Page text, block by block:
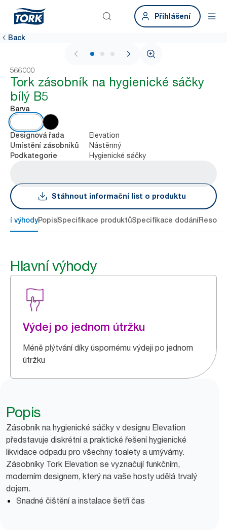
Přihlášení
Back
1 / 3
566000
Tork zásobník na hygienické sáčky
bílý B5
Barva
Designová řada Elevation
Umístění zásobníků Nástěnný
Podkategorie Hygienické sáčky
Stáhnout informační list o produktu
výhodyPopisSpecifikace produktůSpecifikace dodání
Hlavní výhody
Výdej po jednom útržku
Méně plýtvání díky úspornému výdeji po jednom
útržku
Popis
Zásobník na hygienické sáčky v designu Elevation
představuje diskrétní a praktické řešení hygienické
likvidace odpadu pro všechny toalety a umývárny.
Zásobníky Tork Elevation se vyznačují funkčním,
moderním designem, který na vaše hosty udělá trvalý
dojem.
Snadné čištění a instalace šetří čas